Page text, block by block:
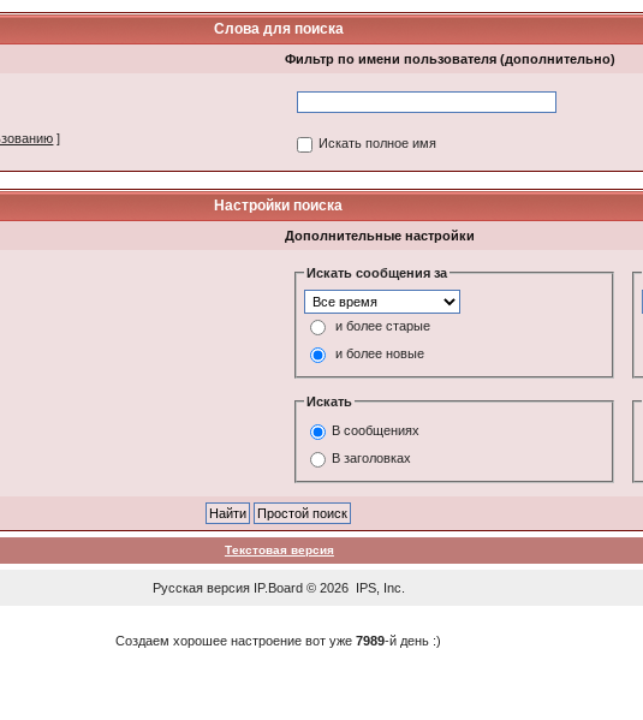
Слова для поиска
Фильтр по имени пользователя (дополнительно)
] Искать полное имя
Настройки поиска
Дополнительные настройки
Искать сообщения за
и более старые
и более новые
Искать
В сообщениях
В заголовках
Текстовая версия
Русская версия IP.Board© 2026 IPS, Inc
Создаем хорошее настроение вот уже7989-й день :)